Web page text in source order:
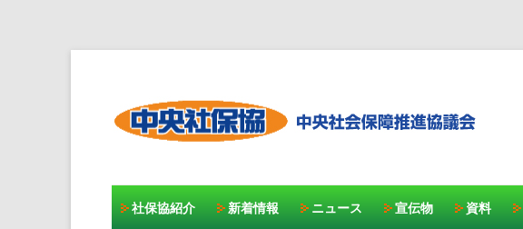
社保協紹介 新着情報 ニュース 宣伝物 資料